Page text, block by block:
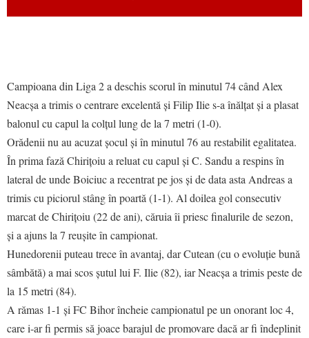
Campioana din Liga 2 a deschis scorul în minutul 74 când Alex
Neacșa a trimis o centrare excelentă și Filip Ilie s-a înălțat și a plasat
balonul cu capul la colțul lung de la 7 metri (1-0).
Orădenii nu au acuzat șocul și în minutul 76 au restabilit egalitatea.
În prima fază Chirițoiu a reluat cu capul și C. Sandu a respins în
lateral de unde Boiciuc a recentrat pe jos și de data asta Andreas a
trimis cu piciorul stâng în poartă (1-1). Al doilea gol consecutiv
marcat de Chirițoiu (22 de ani), căruia îi priesc finalurile de sezon,
și a ajuns la 7 reușite în campionat.
Hunedorenii puteau trece în avantaj, dar Cutean (cu o evoluție bună
sâmbătă) a mai scos șutul lui F. Ilie (82), iar Neacșa a trimis peste de
la 15 metri (84).
A rămas 1-1 și FC Bihor încheie campionatul pe un onorant loc 4,
care i-ar fi permis să joace barajul de promovare dacă ar fi îndeplinit